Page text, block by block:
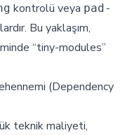
kontrolü veya pad-
Bu yaklaşım,
“tiny-modules”
(Dependency
teknik maliyeti,